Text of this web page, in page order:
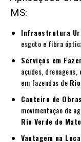
MS:
Infraestrutura
esgoto e fibra
Serviços em
açudes,
em fazendas de
Canteiro de
movimentação de
Rio Verde de
Vantagem na